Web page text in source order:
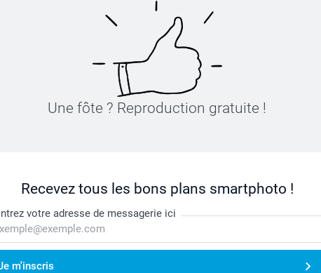
Une fôte ? Reproduction gratuite !
Recevez tous les bons plans smartphoto !
votre adresse de messagerie ici
m'inscris